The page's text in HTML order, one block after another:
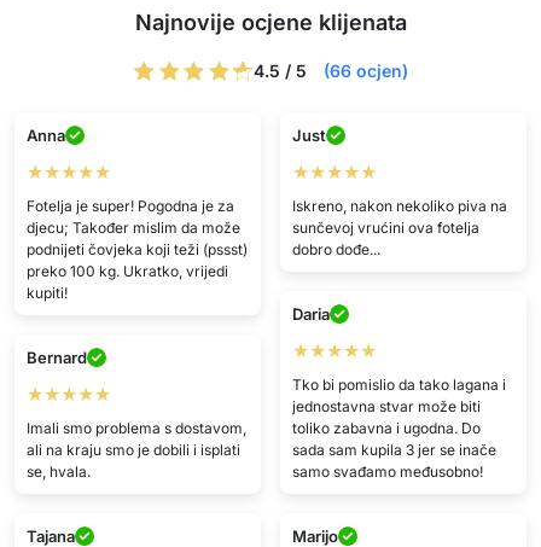
Najnovije ocjene klijenata
4.5 / 5 (66 ocjen)
Anna
★★★★★
Fotelja je super! Pogodna je za
djecu; Također mislim da može
podnijeti čovjeka koji teži (pssst)
preko 100 kg. Ukratko, vrijedi
kupiti!
Just
★★★★★
Iskreno, nakon nekoliko piva na
sunčevoj vrućini ova fotelja
dobro dođe...
Daria
★★★★★
Tko bi pomislio da tako lagana i
jednostavna stvar može biti
toliko zabavna i ugodna. Do
sada sam kupila 3 jer se inače
samo svađamo međusobno!
Bernard
★★★★★
Imali smo problema s dostavom,
ali na kraju smo je dobili i isplati
se, hvala.
Tajana Marijo